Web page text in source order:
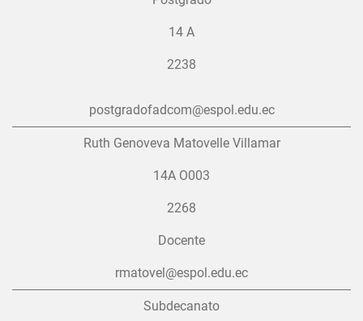
14 A
2238
postgradofadcom@espol.edu.ec
Ruth Genoveva Matovelle Villamar
14A O003
2268
Docente
rmatovel@espol.edu.ec
Subdecanato